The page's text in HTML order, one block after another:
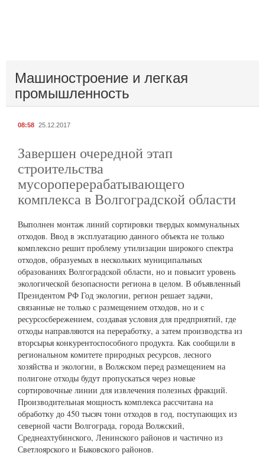
Машиностроение и легкая
промышленность
08:58 25.12.2017
Завершен очередной этап
строительства
мусороперерабатывающего
комплекса в Волгоградской области
Выполнен монтаж линий сортировки твердых коммунальных
отходов. Ввод в эксплуатацию данного объекта не только
комплексно решит проблему утилизации широкого спектра
отходов, образуемых в нескольких муниципальных
образованиях Волгоградской области, но и повысит уровень
экологической безопасности региона в целом. В объявленный
Президентом РФ Год экологии, регион решает задачи,
связанные не только с размещением отходов, но и с
ресурсосбережением, создавая условия для предприятий, где
отходы направляются на переработку, а затем производства из
вторсырья конкурентоспособного продукта. Как сообщили в
региональном комитете природных ресурсов, лесного
хозяйства и экологии, в Волжском перед размещением на
полигоне отходы будут пропускаться через новые
сортировочные линии для извлечения полезных фракций.
Производительная мощность комплекса рассчитана на
обработку до 450 тысяч тонн отходов в год, поступающих из
северной части Волгограда, города Волжский,
Среднеахтубинского, Ленинского районов и частично из
Светлоярского и Быковского районов.